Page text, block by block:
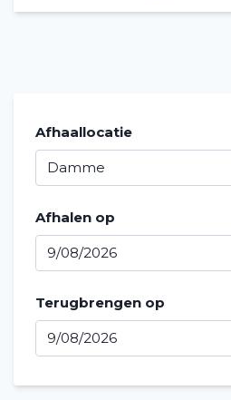
Afhaallocatie
Afhalen op
Terugbrengen op